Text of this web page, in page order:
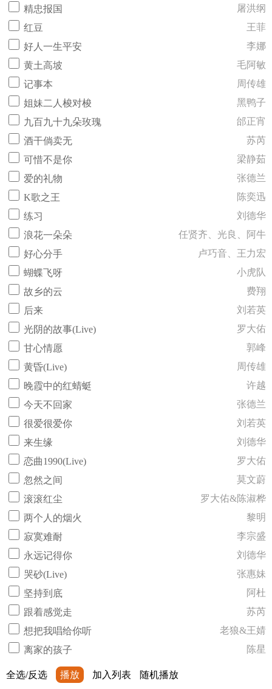
精忠报国
屠洪纲
红豆
王菲
好人一生平安
李娜
黄土高坡
毛阿敏
记事本
周传雄
姐妹二人梭对梭
黑鸭子
九百九十九朵玫瑰
邰正宵
酒干倘卖无
苏芮
可惜不是你
梁静茹
爱的礼物
张德兰
K歌之王
陈奕迅
练习
刘德华
浪花一朵朵
任贤齐、光良、阿牛
好心分手
卢巧音、王力宏
蝴蝶飞呀
小虎队
故乡的云
费翔
后来
刘若英
光阴的故事(Live)
罗大佑
甘心情愿
郭峰
黄昏(Live)
周传雄
晚霞中的红蜻蜓
许越
今天不回家
张德兰
很爱很爱你
刘若英
来生缘
刘德华
恋曲1990(Live)
罗大佑
忽然之间
莫文蔚
滚滚红尘
罗大佑&陈淑桦
两个人的烟火
黎明
寂寞难耐
李宗盛
永远记得你
刘德华
哭砂(Live)
张惠妹
坚持到底
阿杜
跟着感觉走
苏芮
想把我唱给你听
老狼&王婧
离家的孩子
陈星
全选/反选 播放 加入列表 随机播放